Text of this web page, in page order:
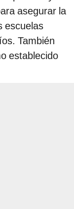
asegurar la
escuelas
También
establecido